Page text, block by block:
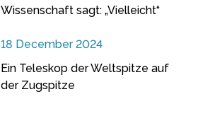
Wissenschaft sagt: „Vielleicht“
18 December 2024
Ein Teleskop der Weltspitze auf
der Zugspitze